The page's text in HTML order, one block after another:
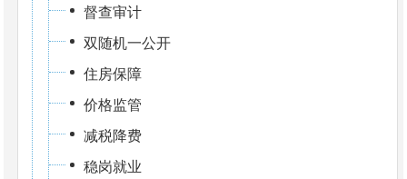
督查审计
双随机一公开
住房保障
价格监管
减税降费
稳岗就业